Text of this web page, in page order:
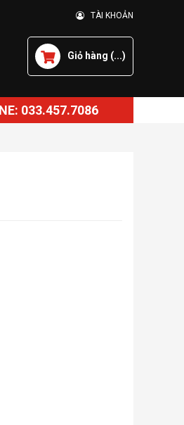
TÀI KHOẢN
Giỏ hàng (...)
033.457.7086